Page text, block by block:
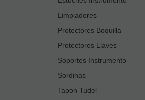
Limpiadores
Protectores Boquilla
Protectores Llaves
Soportes Instrumento
Sordinas
Tapon Tudel